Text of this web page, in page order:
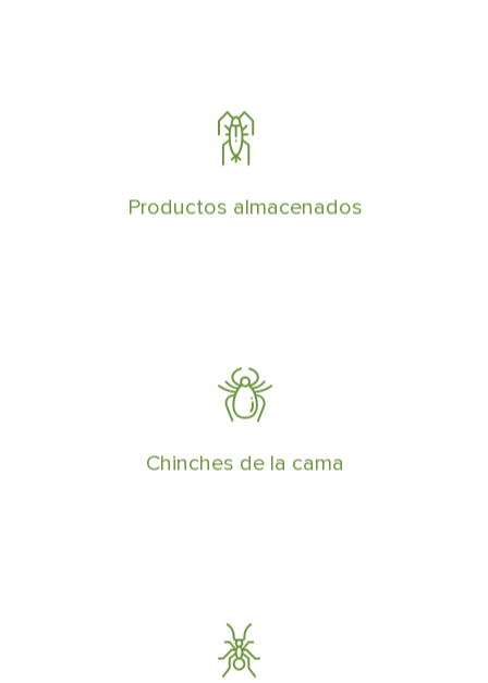
Productos almacenados
Eliminar insectos de los productos
almacenados es vital para proteger la
Chinches de la cama
Somos especialistas en eliminar chinches
de la cama en propiedades públicas y
Concebimos y ejecutamos planes para
eliminar hormigas de forma rápida y